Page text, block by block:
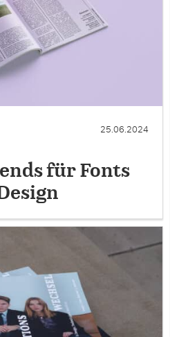
25.06.2024
für Fonts